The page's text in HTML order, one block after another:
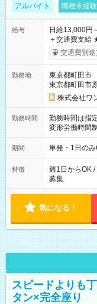
アルバイト 職種未経
給与
日給13,000円
＋交通費支給 ★交通費全額支給！ ┗案件により規定あり ★日払
いOK！（規
ンビニATMから
交通費別途
勤務地
東京都町田市
東京都町田市
株式会社ワ
勤務時間
勤務時間は指
変形労働時間制 想定
～21：00
期間 単発・1日のみ
特徴
週1日からOK
募集
気になる！
スピードよりも
タン×完全座り